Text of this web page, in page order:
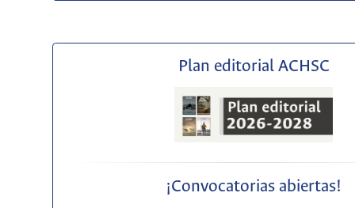
Plan editorial ACHSC
¡Convocatorias abiertas!